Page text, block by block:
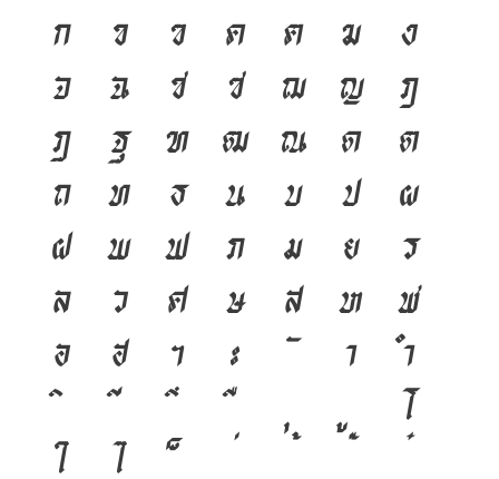
ก ข ฃ ค ฅ ฆ
ง
จ
ฉ ช ซ ฌ ญ
ฎ
ฏ
ฐ ฑ ฒ ณ ด
ต
ถ
ท ธ น บ ป
ผ
ฝ
พ ฟ ภ ม ย
ร
ล
ว ศ ษ ส ห
ฬ
อ
ฮ ฯ ะ า
ำ
โ
ใ
ไ